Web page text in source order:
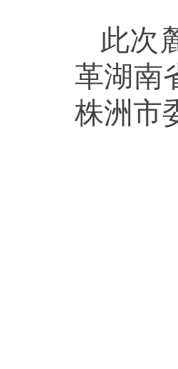
此次
革湖南
株洲市